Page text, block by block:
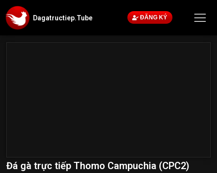
Dagatructiep.Tube ĐĂNG KÝ
Đá gà trực tiếp Thomo Campuchia (CPC2)